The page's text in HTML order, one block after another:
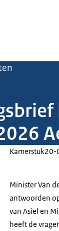
Kamerstuk20-
Minister Van
antwoorden
van Asiel en
heeft de